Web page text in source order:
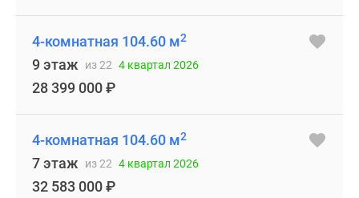
4-комнатная 104.60 м2
9 этаж из 22 4 квартал 2026
28 399 000₽
4-комнатная 104.60 м2
7 этаж из 22 4 квартал 2026
32 583 000₽